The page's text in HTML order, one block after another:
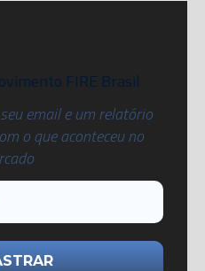
FIRE Brasil
email e um relatório
o que aconteceu no